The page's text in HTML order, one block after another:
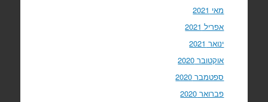
מאי 2021
אפריל 2021
ינואר 2021
אוקטובר 2020
ספטמבר 2020
פברואר 2020